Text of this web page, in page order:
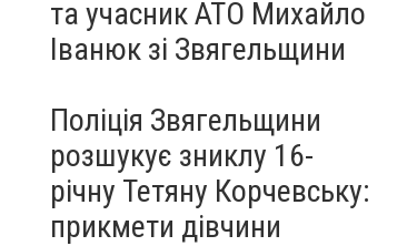
та учасник АТО Михайло
Іванюк зі Звягельщини
Поліція Звягельщини
розшукує зниклу 16-
річну Тетяну Корчевську:
прикмети дівчини